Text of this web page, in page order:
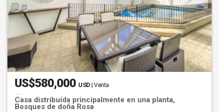
US$580,000 USD | Venta
Casa distribuída principalmente en una planta,
Bosques de doña Rosa